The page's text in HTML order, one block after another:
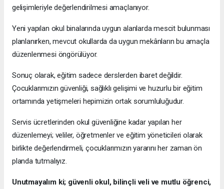
gelişimleriyle değerlendirilmesi amaçlanıyor.
Yeni yapılan okul binalarında uygun alanlarda mescit bulunması
planlanırken, mevcut okullarda da uygun mekânların bu amaçla
düzenlenmesi öngörülüyor.
Sonuç olarak, eğitim sadece derslerden ibaret değildir.
Çocuklarımızın güvenliği, sağlıklı gelişimi ve huzurlu bir eğitim
ortamında yetişmeleri hepimizin ortak sorumluluğudur.
Servis ücretlerinden okul güvenliğine kadar yapılan her
düzenlemeyi; veliler, öğretmenler ve eğitim yöneticileri olarak
birlikte değerlendirmeli, çocuklarımızın yararını her zaman ön
planda tutmalıyız.
Unutmayalım ki; güvenli okul, bilinçli veli ve mutlu öğrenci,